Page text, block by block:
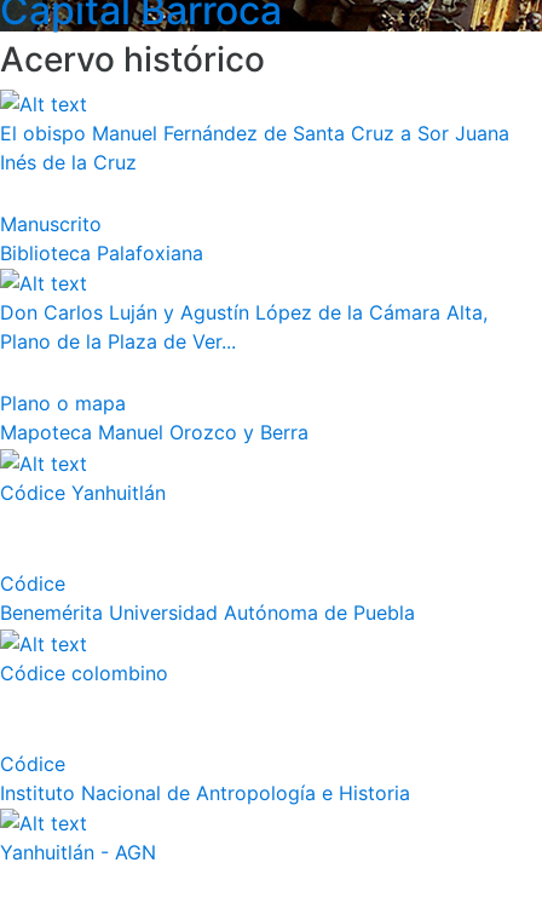
Capital Barroca
Acervo histórico
El obispo Manuel Fernández de Santa Cruz a Sor Juana
Inés de la Cruz
Manuscrito
Biblioteca Palafoxiana
Don Carlos Luján y Agustín López de la Cámara Alta,
Plano de la Plaza de Ver...
Plano o mapa
Mapoteca Manuel Orozco y Berra
Códice Yanhuitlán
Códice
Benemérita Universidad Autónoma de Puebla
Códice colombino
Códice
Instituto Nacional de Antropología e Historia
Yanhuitlán - AGN